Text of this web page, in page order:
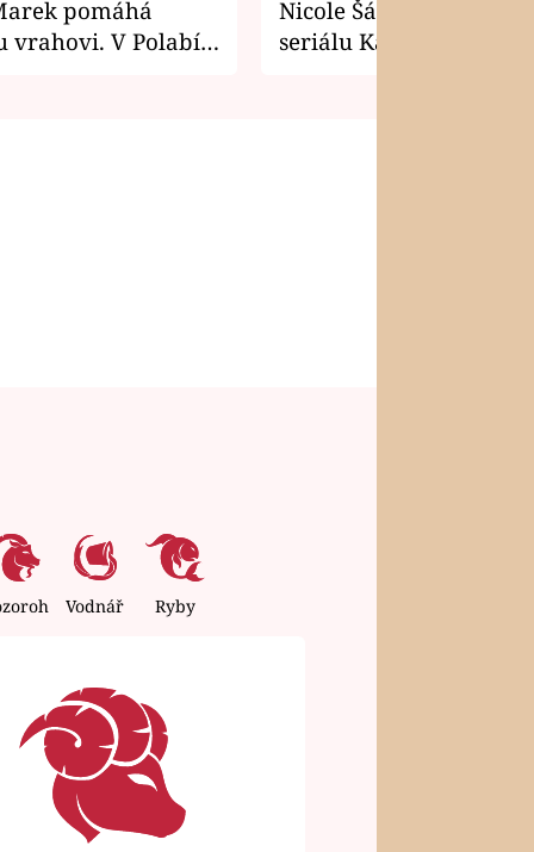
pomáhá
vrahovi. V Polabí
Nicole Šáchová získala
seriálu Kamarádi
Vodnář Ryby